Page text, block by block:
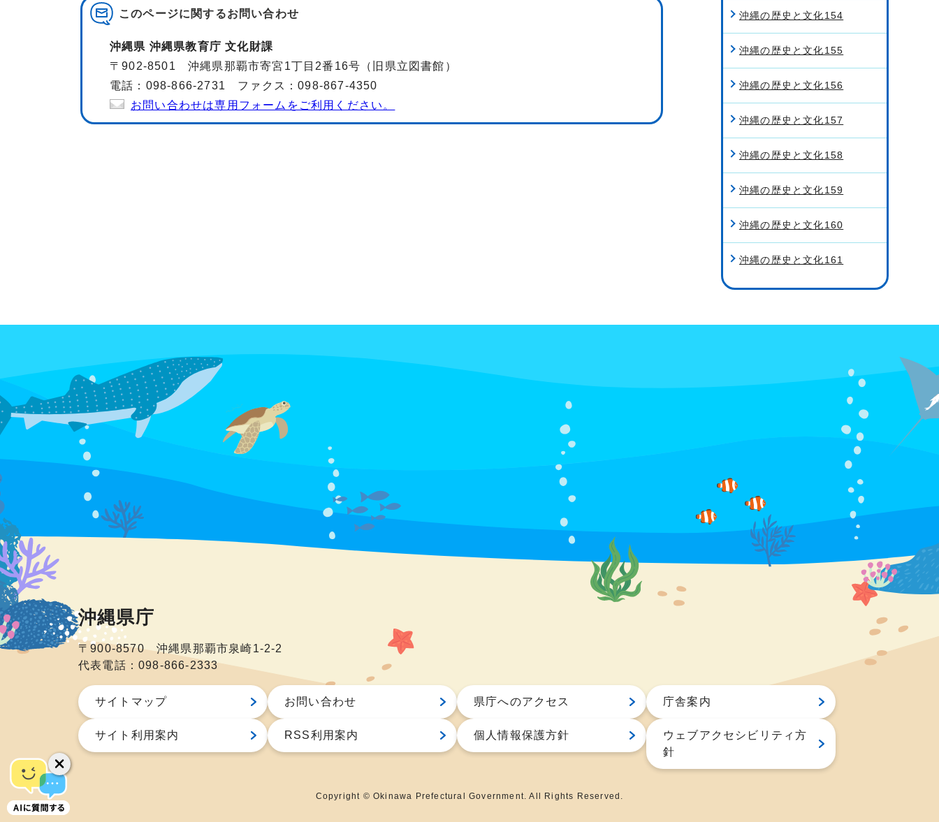
このページに関するお問い合わせ
沖縄県 沖縄県教育庁 文化財課
〒902-8501 沖縄県那覇市寄宮1丁目2番16号（旧県立図書館）
電話：098-866-2731 ファクス：098-867-4350
お問い合わせは専用フォームをご利用ください。
沖縄の歴史と文化154
沖縄の歴史と文化155
沖縄の歴史と文化156
沖縄の歴史と文化157
沖縄の歴史と文化158
沖縄の歴史と文化159
沖縄の歴史と文化160
沖縄の歴史と文化161
沖縄県庁
〒900-8570 沖縄県那覇市泉崎1-2-2
代表電話：098-866-2333
サイトマップ お問い合わせ 県庁へのアクセス 庁舎案内
サイト利用案内 RSS利用案内 個人情報保護方針
ウェブアクセシビリティ方
針
Copyright © Okinawa Prefectural Government. All Rights Reserved.